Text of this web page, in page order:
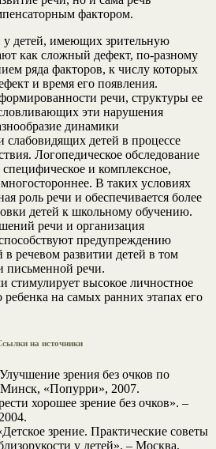
фактором.
детей, имеющих зрительную
как сложный дефект, по-разному
ряда факторов, к числу которых
и время его появления.
речи, структуры ее
эти нарушения
динамики
слабовидящих детей в процессе
Логопедическое обследование
и комплексное,
В таких условиях
роль речи и обеспечивается более
детей к школьному обучению.
речи и организация
предупреждению
речевом развитии детей в том
письменной речи.
стимулирует высокое личностное
ребенка на самых ранних этапах его
на источники
зрения без очков по
Минск, «Попурри», 2007.
хорошее зрение без очков». –
зрение. Практические советы
у детей». – Москва,